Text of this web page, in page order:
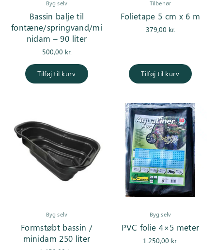
Byg selv
Bassin balje til
fontæne/springvand/mi
nidam – 90 liter
500,00 kr.
Tilføj til kurv
Tilbehør
Folietape 5 cm x 6 m
379,00 kr.
Tilføj til kurv
Byg selv
Formstøbt bassin /
minidam 250 liter
Byg selv
PVC folie 4×5 meter
1.250,00 kr.